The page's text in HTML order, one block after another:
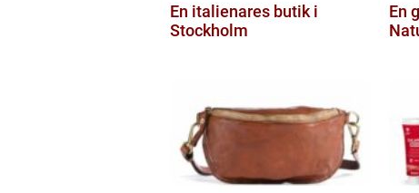
En italienares butik i
Stockholm
En